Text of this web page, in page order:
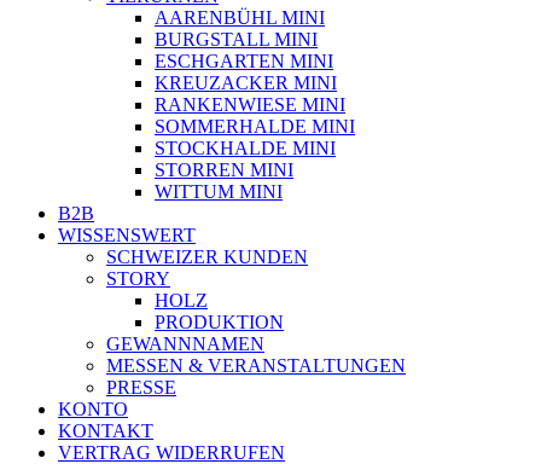
AARENBÜHL MINI
BURGSTALL MINI
ESCHGARTEN MINI
KREUZACKER MINI
RANKENWIESE MINI
SOMMERHALDE MINI
STOCKHALDE MINI
STORREN MINI
WITTUM MINI
B2B
WISSENSWERT
SCHWEIZER KUNDEN
STORY
HOLZ
PRODUKTION
GEWANNNAMEN
MESSEN & VERANSTALTUNGEN
PRESSE
KONTO
KONTAKT
VERTRAG WIDERRUFEN